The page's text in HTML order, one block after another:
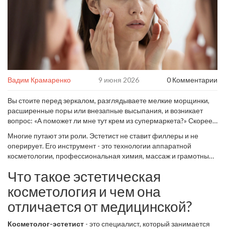
Вадим Крамаренко 9 июня 2026 0 Комментарии
Вы стоите перед зеркалом, разглядываете мелкие морщинки,
расширенные поры или внезапные высыпания, и возникает
вопрос: «А поможет ли мне тут крем из супермаркета?» Скорее
поверхности. Чтобы добраться до сути проблем кожи, нужен
специалист. Но какой именно? В мире красоты есть тонкая
грань между тем, кто делает инъекции ботокса (врач-
дерматокосметолог), и тем, кто занимается глубоким уходом и
восстановлением (косметолог-эстетист).
Многие путают эти роли. Эстетист не ставит филлеры и не
оперирует. Его инструмент - это технологии аппаратной
косметологии, профессиональная химия, массаж и грамотный
ровный тон и решение конкретных текстурных проблем без
Что такое эстетическая
косметология и чем она
отличается от медицинской?
Косметолог-эстетист - это специалист, который занимается